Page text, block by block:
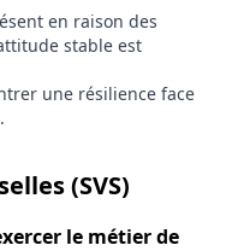
en raison des
stable est
une résilience face
(SVS)
le métier de